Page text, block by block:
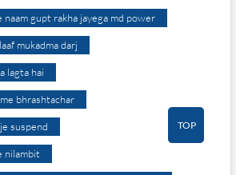
naam gupt rakha jayega md power
mukadma darj
lagta hai
bhrashtachar
suspend
nilambit
TOP